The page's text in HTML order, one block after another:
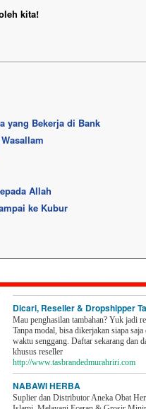
kita!
yang Bekerja di Bank
Allah
ke Kubur
Dicari, Reseller & Dropshipper
Mau penghasilan tambahan? Yuk jadi
Tanpa modal, bisa dikerjakan siapa
waktu senggang. Daftar sekarang dan
khusus reseller
http://www.tasbrandedmurahriri.com
NABAWI HERBA
Suplier dan Distributor Aneka Obat